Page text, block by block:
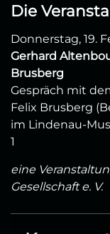
Die
Donnerstag, 19.
Gerhard
Brusberg
Gespräch mit
Felix Brusberg
im Lindenau-
1
eine
Gesellschaft e. V.